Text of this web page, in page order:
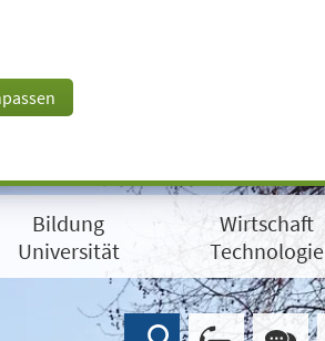
Bildung
Universität
Wirtschaft
Technologie